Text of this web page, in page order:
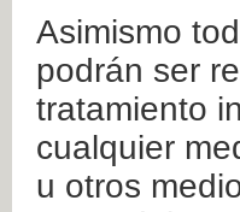
Asimismo
podrán ser
tratamiento
cualquier
u otros